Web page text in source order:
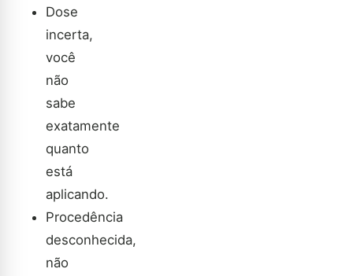
Dose
incerta,
você
não
sabe
exatamente
quanto
está
aplicando.
Procedência
desconhecida,
não